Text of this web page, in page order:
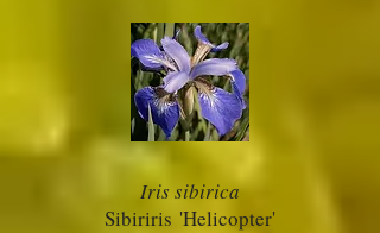
Iris sibirica
Sibiriris 'Helicopter'